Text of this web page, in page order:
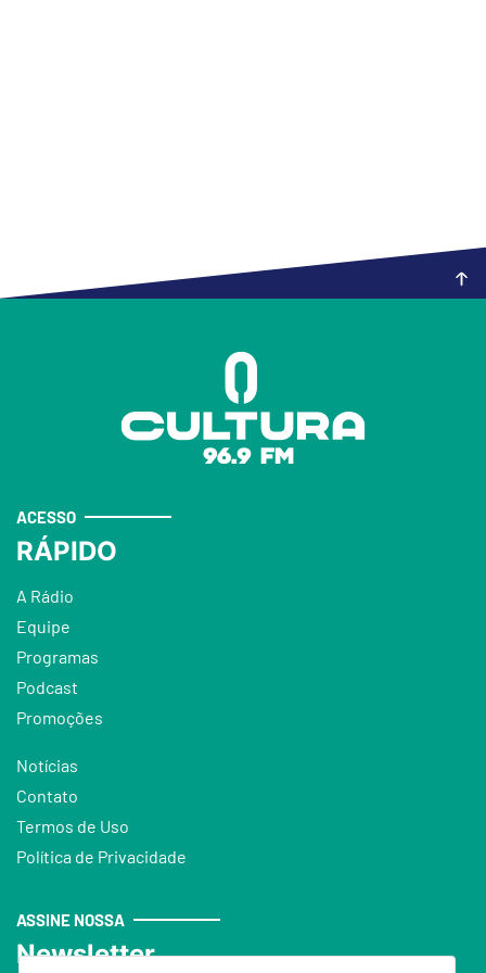
ACESSO
RÁPIDO
A Rádio
Equipe
Programas
Podcast
Promoções
Notícias
Contato
Termos de Uso
Política de Privacidade
ASSINE NOSSA
Newsletter